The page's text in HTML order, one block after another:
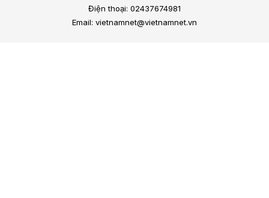
Điện thoại: 02437674981
Email: vietnamnet@vietnamnet.vn